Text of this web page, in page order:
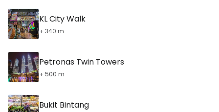
KL City Walk
+ 340 m
Petronas Twin Towers
+ 500 m
Bukit Bintang